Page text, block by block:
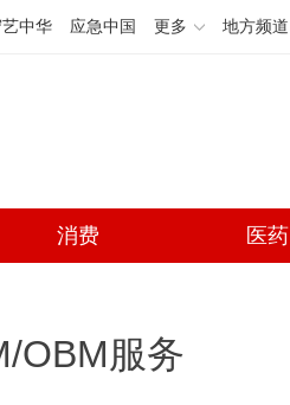
中华 应急中国 更多 地方频道
消费 医药
OBM服务